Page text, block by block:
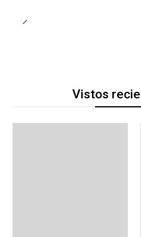
Vistos